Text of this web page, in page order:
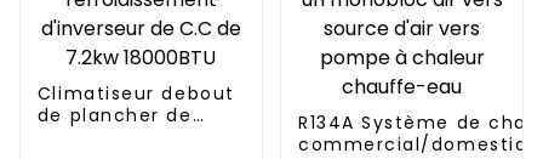
Climatiseur debout
de plancher de
R134A Système de
commercial/